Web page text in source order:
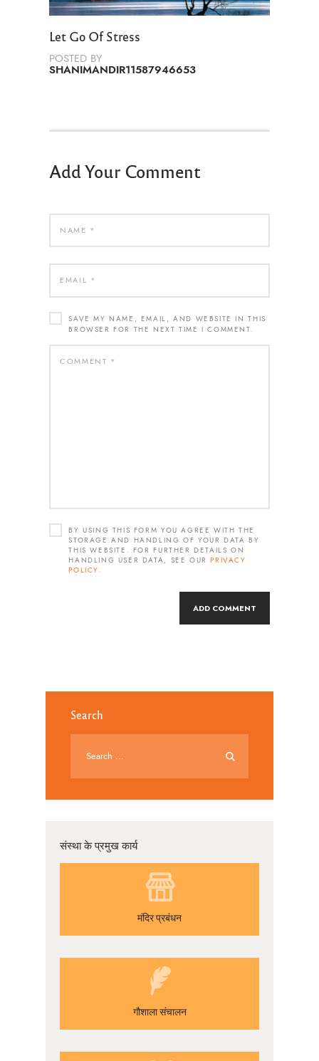
Let Go Of Stress
POSTED BY
SHANIMANDIR11587946653
Add Your Comment
SAVE MY NAME, EMAIL, AND WEBSITE IN THIS
BROWSER FOR THE NEXT TIME I COMMENT.
BY USING THIS FORM YOU AGREE WITH THE
STORAGE AND HANDLING OF YOUR DATA BY
THIS WEBSITE. FOR FURTHER DETAILS ON
HANDLING USER DATA, SEE OURPRIVACY
POLICY.
Search
संस्था के प्रमुख कार्य
मंदिर प्रबंधन
गौशाला संचालन